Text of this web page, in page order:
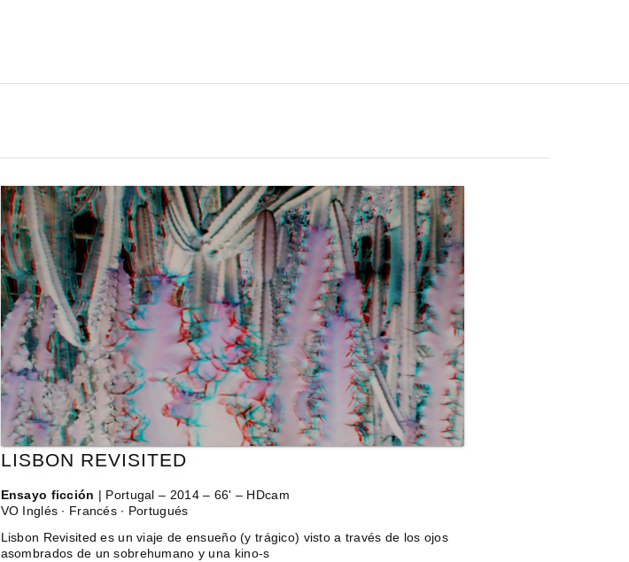
LISBON REVISITED
Ensayo ficción | Portugal – 2014 – 66' – HDcam
VO Inglés ∙ Francés ∙ Portugués
Lisbon Revisited es un viaje de ensueño (y trágico) visto a través de los ojos
asombrados de un sobrehumano y una kino-s